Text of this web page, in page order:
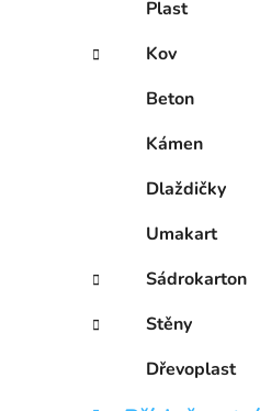
a
l
r
Plast
Kov
Beton
Kámen
Dlaždičky
Umakart
Sádrokarton
Stěny
Dřevoplast